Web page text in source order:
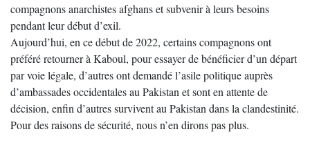
compagnons anarchistes afghans et subvenir à leurs besoins
pendant leur début d’exil.
Aujourd’hui, en ce début de 2022, certains compagnons ont
préféré retourner à Kaboul, pour essayer de bénéficier d’un départ
par voie légale, d’autres ont demandé l’asile politique auprès
d’ambassades occidentales au Pakistan et sont en attente de
décision, enfin d’autres survivent au Pakistan dans la clandestinité.
Pour des raisons de sécurité, nous n’en dirons pas plus.